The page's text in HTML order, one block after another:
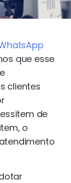
que esse
clientes
de
o